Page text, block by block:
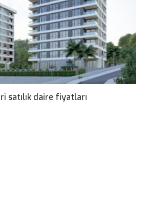
satılık daire fiyatları